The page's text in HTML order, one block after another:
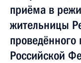
приёма в
жительницы
Российской